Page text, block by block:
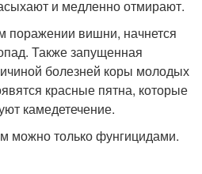
и медленно отмирают.
поражении вишни, начнется
Также запущенная
болезней коры молодых
красные пятна, которые
камедетечение.
можно только фунгицидами.